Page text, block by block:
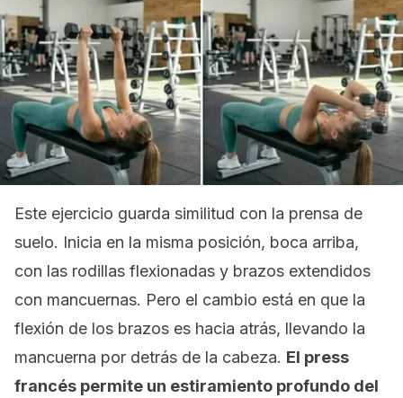
Este ejercicio guarda similitud con la prensa de
suelo. Inicia en la misma posición, boca arriba,
con las rodillas flexionadas y brazos extendidos
con mancuernas. Pero el cambio está en que la
flexión de los brazos es hacia atrás, llevando la
mancuerna por detrás de la cabeza. El press
francés permite un estiramiento profundo del